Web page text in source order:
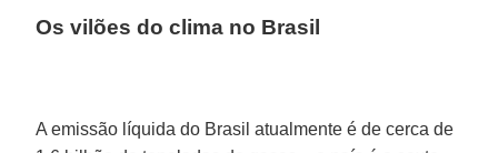
Os vilões do clima no Brasil
A emissão líquida do Brasil atualmente é de cerca de